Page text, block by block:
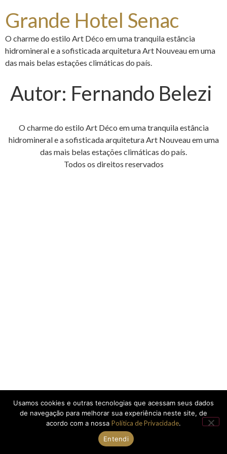
Grande Hotel Senac
O charme do estilo Art Déco em uma tranquila estância
hidromineral e a sofisticada arquitetura Art Nouveau em uma
das mais belas estações climáticas do país.
Autor: Fernando Belezi
O charme do estilo Art Déco em uma tranquila estância
hidromineral e a sofisticada arquitetura Art Nouveau em uma
das mais belas estações climáticas do país.
Todos os direitos reservados
Usamos cookies e outras tecnologias que acessam seus dados
de navegação para melhorar sua experiência neste site, de
acordo com a nossa Política de Privacidade.
Entendi